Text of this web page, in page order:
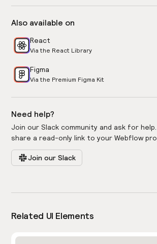
Also available on
React
Via the React Library
Figma
Via the Premium Figma Kit
Need help?
Join our Slack community and ask for
share a read-only link to your Webflow
Join our Slack
Related UI Elements